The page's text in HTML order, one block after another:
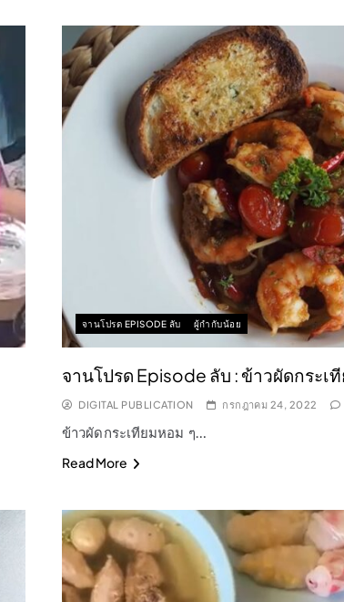
จานโปรด EPISODE ลับ ผู้กำกับน้อย
จานโปรด Episode ลับ : ข้าวผัดกระเ
DIGITAL PUBLICATION กรกฎาคม 24, 2022
ข้าวผัดกระเทียมหอม ๆ…
Read More